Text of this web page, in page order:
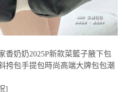
香奶奶2025P新款菜籃子腋下包
挎包手提包時尚高端大牌包包潮
]